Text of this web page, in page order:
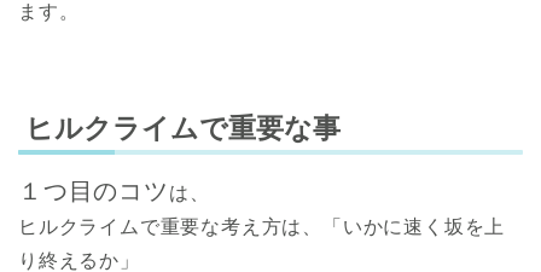
ます。
ヒルクライムで重要な事
１つ目のコツ は、
ヒルクライムで重要な考え方は、「いかに速く坂を上
り終えるか」